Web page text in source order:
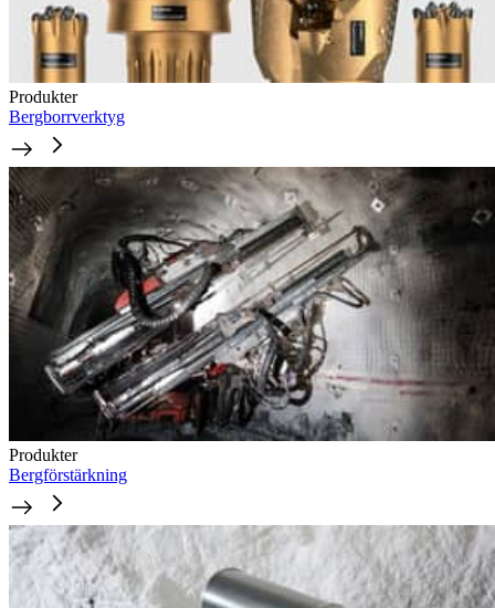
Produkter
Bergborrverktyg
Produkter
Bergförstärkning